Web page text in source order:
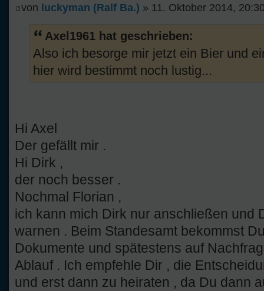
von luckyman (Ralf Ba.) » 11. Oktober 2014,
Axel1961 hat geschrieben:
Also ich besorge mir jetzt ein Bier und
hier wird bestimmt noch lustig...
Hi Axel
Der gefällt mir .
Hi Dirk ,
der noch besser .
Nochmal Florian ,
ich kann mich Dirk nur anschließen und
warnen . Beim Standesamt bekommst
Dokumente und spätestens auf
Ablauf . Ich empfehle Dir , die
und erst dann zu heiraten , da Du dann